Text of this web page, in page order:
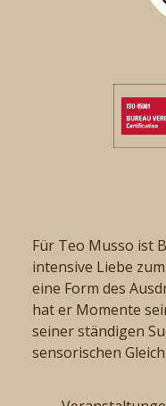
Für Teo Musso ist
intensive Liebe
eine Form des
hat er Momente
seiner ständigen
sensorischen